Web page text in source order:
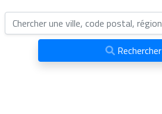
Rechercher